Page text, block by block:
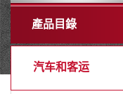
產品目錄
汽车和客运